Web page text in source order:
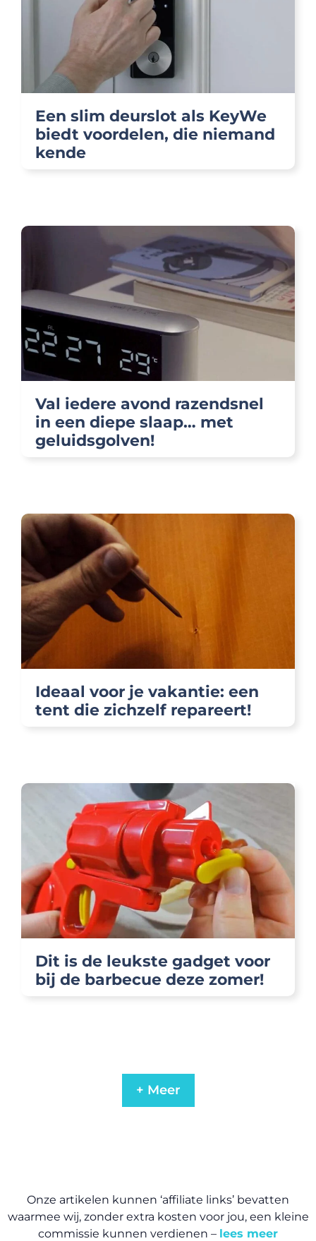
Een slim deurslot als KeyWe
biedt voordelen, die niemand
kende
Val iedere avond razendsnel
in een diepe slaap… met
geluidsgolven!
Ideaal voor je vakantie: een
tent die zichzelf repareert!
Dit is de leukste gadget voor
bij de barbecue deze zomer!
+ Meer
Onze artikelen kunnen ‘affiliate links’ bevatten
waarmee wij, zonder extra kosten voor jou, een kleine
commissie kunnen verdienen – lees meer